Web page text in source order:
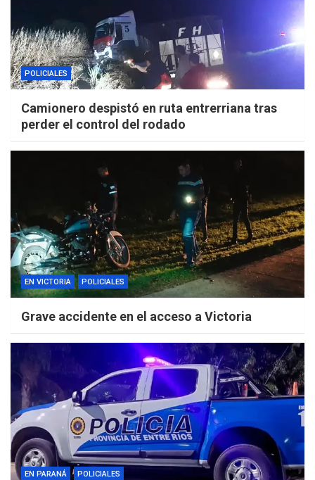
POLICIALES
Camionero despistó en ruta entrerriana tras
perder el control del rodado
EN VICTORIA POLICIALES
Grave accidente en el acceso a Victoria
EN PARANÁ POLICIALES